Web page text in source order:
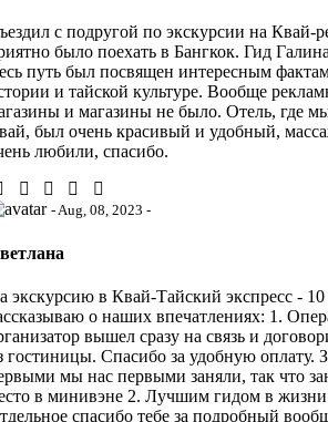
с подругой по экскурсии на Квай-
было поехать в Бангкок. Гид
путь был посвящен интересным
и тайской культуре. Вообще
и магазины не было. Отель, где
был очень красивый и удобный,
любили, спасибо.
- Aug, 08, 2023 -
экскурсию в Квай-Тайский экспресс -
о наших впечатлениях: 1.
вышел сразу на связь и
гостиницы. Спасибо за удобную оплату.
мы нас первыми заняли, так что
в минивэне 2. Лучшим гидом в
спасибо тебе за подробный